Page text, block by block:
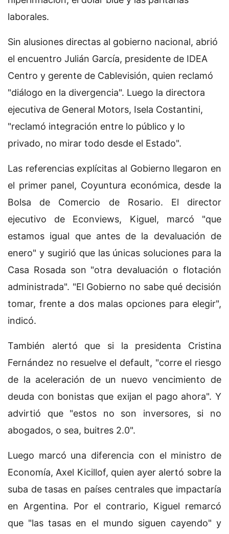
laborales.
Sin alusiones directas al gobierno nacional, abrió
el encuentro Julián García, presidente de IDEA
Centro y gerente de Cablevisión, quien reclamó
"diálogo en la divergencia". Luego la directora
ejecutiva de General Motors, Isela Costantini,
"reclamó integración entre lo público y lo
privado, no mirar todo desde el Estado".
Las referencias explícitas al Gobierno llegaron en
el primer panel, Coyuntura económica, desde la
Bolsa de Comercio de Rosario. El director
ejecutivo de Econviews, Kiguel, marcó "que
estamos igual que antes de la devaluación de
enero" y sugirió que las únicas soluciones para la
Casa Rosada son "otra devaluación o flotación
administrada". "El Gobierno no sabe qué decisión
tomar, frente a dos malas opciones para elegir",
indicó.
También alertó que si la presidenta Cristina
Fernández no resuelve el default, "corre el riesgo
de la aceleración de un nuevo vencimiento de
deuda con bonistas que exijan el pago ahora". Y
advirtió que "estos no son inversores, si no
abogados, o sea, buitres 2.0".
Luego marcó una diferencia con el ministro de
Economía, Axel Kicillof, quien ayer alertó sobre la
suba de tasas en países centrales que impactaría
en Argentina. Por el contrario, Kiguel remarcó
que "las tasas en el mundo siguen cayendo" y